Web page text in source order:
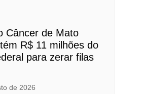
Câncer de Mato
R$ 11 milhões do
para zerar filas
de 2026